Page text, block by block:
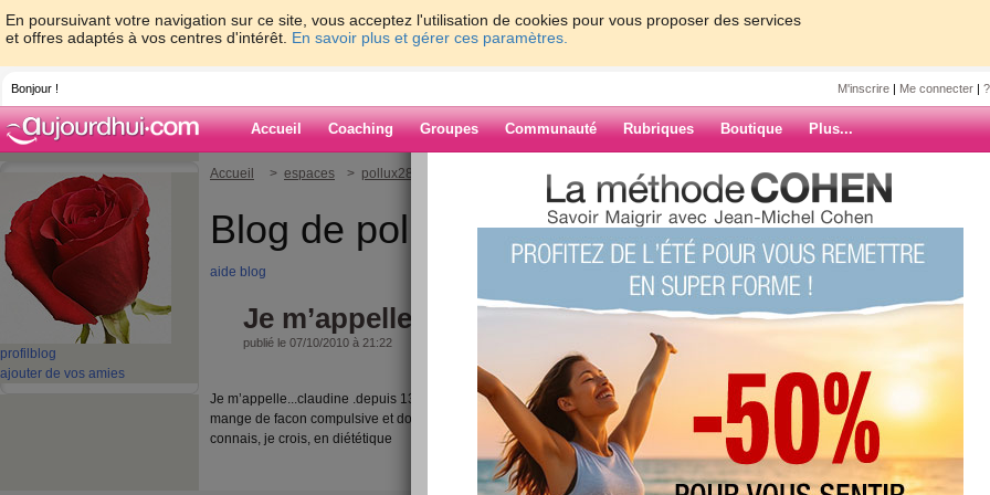
En poursuivant votre navigation sur ce site, vous acceptez l'utilisation de cookies pour vous proposer des services
et offres adaptés à vos centres d'intérêt. En savoir plus et gérer ces paramètres.
Bonjour ! M'inscrire | Me connecter |
Accueil Coaching Groupes Communauté Rubriques Boutique Plus...
profil blog
ajouter de vos amies
Accueil > espaces > pollux28 > Je m’appelle claudine
Blog de pollux28
aide blog
Je m’appelle claudine
publié le 07/10/2010 à 21:22
Je m’appelle...claudine .depuis 13 ans je connais des problèmes de poids.je
mange de facon compulsive et donc je n'arrive pas à maigrir pourtant je m'y
connais, je crois, en diététique
(2) commentaires
ARCHIVES